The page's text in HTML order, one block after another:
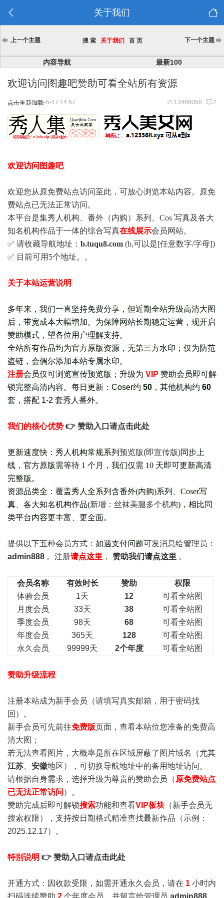
关于我们
上一个主题 搜 索 关于我们 首 页 下一个主题
内容导航 最新100
欢迎访问图趣吧赞助可看全站所有资源
点击重新加载 13485058 2
2025-5-17 14:57
欢迎访问图趣吧
欢迎您从原免费站点访问至此，可放心浏览本站内容。原免
费站点已无法正常访问。
本平台是集秀人机构、番外（内购）系列、Cos 写真及各大
知名机构作品于一体的综合写真在线展示会员网站。
✅ 请收藏导航地址： b.tuqu8.com (b,可以是[任意数字/字母])
✅ 目前可用5个地址。。
关于本站运营说明
多年来，我们一直坚持免费分享，但近期全站升级高清大图
后，带宽成本大幅增加。为保障网站长期稳定运营，现开启
赞助模式，望各位用户理解支持。
全站所有作品均为官方原版资源，无第三方水印；仅为防范
盗链，会偶尔添加本站专属水印。
注册会员仅可浏览宣传预览版 ； 升级为 VIP 赞助会员即可解
锁完整高清内容。每日更新： Coser约 50 ，其他机构约 60
套， 搭配 1-2 套秀人番外。
我们的核心优势 👉 赞助入口请点击此处
更新速度快：秀人机构常规系列 预览版(即宣传版)同步上
线，官方原版需等待 1 个月，我们仅需 10 天即可更新高清
完整版。
资源品类全：覆盖秀人全系列含番外(内购)系列、Coser写
真、各大知名机构作品(新增：丝袜美腿多个机构)，相比同
类平台内容更丰富、更全面。
提供以下五种会员方式： 如遇支付问题可发消息给管理员：
admin888 。注册请点这里 ， 赞助我们请点这里 。
会员名称 有效时长 赞助
权限
体验会员
1天 12
可看全站图
月度会员
33天 38
可看全站图
季度会员
98天 68
可看全站图
年度会员
365天 128
可看全站图
永久会员
99999天 2个年度 可看全站图
赞助升级流程
注册本站成为新手会员 （请填写真实邮箱，用于密码找
回）。
新手会员可先前往免费版页面，查看本站位您准备的免费高
清大图；
若无法查看图片，大概率是所在区域屏蔽了图片域名（尤其
江苏
安徽地区），可切换导航地址中的备用地址访问。
请根据自身需求，选择升级为尊贵的赞助会员（ 原免费站点
已无法正常访问 ）。
赞助完成后即可解锁搜索功能和查看VIP板块 （新手会员无
搜索权限），支持按日期格式精准查找最新作品（示例：
2025.12.17）。
特别说明 👉 赞助入口请点击此处
开通方式：因收款受限，如需开通永久会员，请在 1 小时内
扫码连续赞助 2 个年度会员，并留言给管理员 admin888